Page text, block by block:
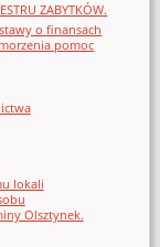
ZABYTKÓW.
o finansach
pomoc
lokali
Olsztynek.